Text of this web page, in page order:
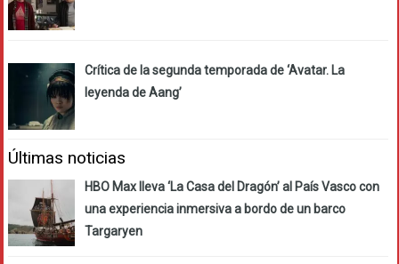
Crítica de la segunda temporada de ‘Avatar. La
leyenda de Aang’
Últimas noticias
HBO Max lleva ‘La Casa del Dragón’ al País Vasco con
una experiencia inmersiva a bordo de un barco
Targaryen